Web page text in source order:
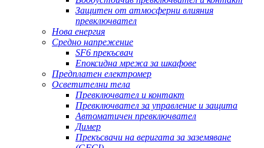
Защитен от атмосферни влияния
превключвател
Нова енергия
Средно напрежение
SF6 прекъсвач
Епоксидна мрежа за шкафове
Предплатен електромер
Осветителни тела
Превключвател и контакт
Превключвател за управление и защита
Автоматичен превключвател
Димер
Прекъсвачи на веригата за заземяване